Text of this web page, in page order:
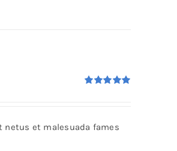
et malesuada fames